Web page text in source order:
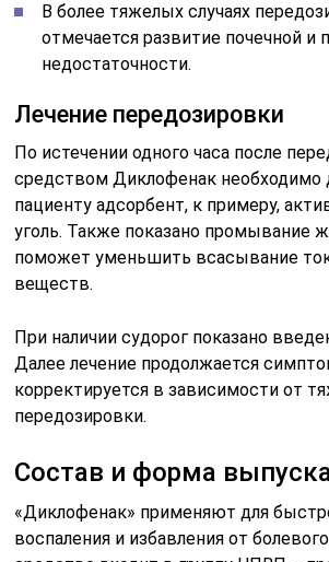
В более тяжелых случаях
отмечается развитие почечной и
недостаточности.
Лечение передозировки
По истечении одного часа после
средством Диклофенак необходимо
пациенту адсорбент, к примеру,
уголь. Также показано промывание
поможет уменьшить всасывание
веществ.
При наличии судорог показано
Далее лечение продолжается
корректируется в зависимости от
передозировки.
Состав и форма
«Диклофенак» применяют для
воспаления и избавления от